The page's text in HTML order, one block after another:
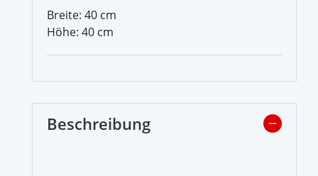
Breite: 40 cm
Höhe: 40 cm
Beschreibung